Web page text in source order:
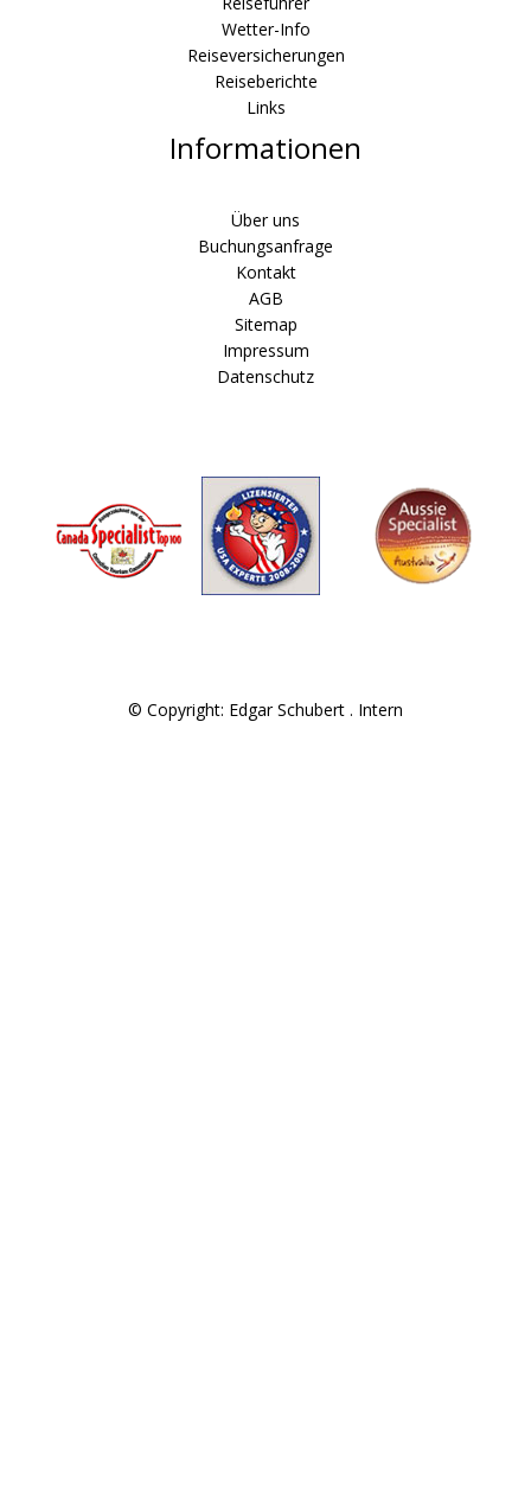
Wetter-Info
Reiseversicherungen
Reiseberichte
Links
Informationen
Über uns
Buchungsanfrage
Kontakt
AGB
Sitemap
Impressum
Datenschutz
© Copyright: Edgar Schubert . Intern